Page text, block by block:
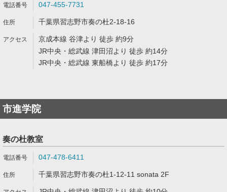
047-455-7731
千葉県習志野市奏の杜2-18-16
京成本線 谷津より 徒歩 約9分
JR中央・総武線 津田沼より 徒歩 約14分
JR中央・総武線 東船橋より 徒歩 約17分
市進学院
奏の杜教室
047-478-6411
千葉県習志野市奏の杜1-12-11 sonata 2F